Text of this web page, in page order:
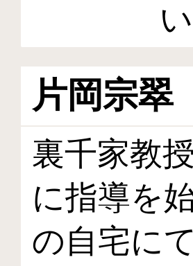
片岡宗翠
裏千家教
に指導を
の自宅に